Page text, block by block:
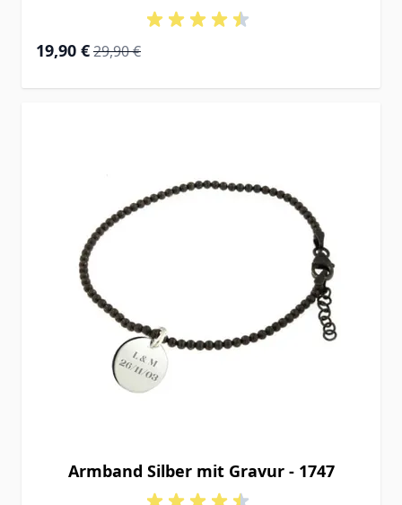
Special Price
19,90 € Regular Price
29,90 €
Armband Silber mit Gravur - 1747